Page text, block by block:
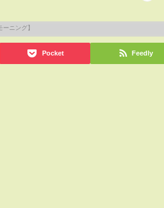
Pocket Feedly